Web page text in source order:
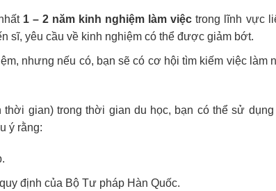
1 – 2 năm kinh nghiệm làm việc trong lĩnh vực
sĩ, yêu cầu về kinh nghiệm có thể được giảm bớt.
nhưng nếu có, bạn sẽ có cơ hội tìm kiếm việc làm
gian) trong thời gian du học, bạn có thể sử
ý rằng:
định của Bộ Tư pháp Hàn Quốc.